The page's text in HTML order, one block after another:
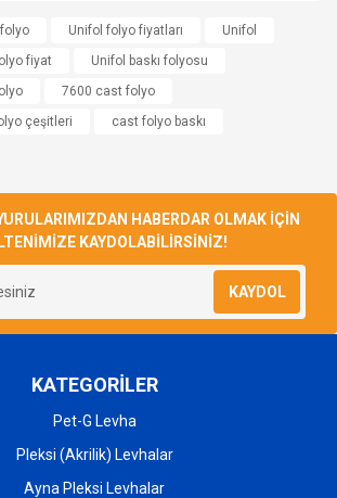
Bu ürüne ilk yorumu siz yapın!
gördüğünüz noktaları öneri formunu
iletebilirsiniz.
için teşekkür ederiz.
bozuk veya görüntülenemiyor.
sitelerden daha pahalı.
farklı alternatifler olmalı.
Gönder
Unifol folyo fiyatları
Unifol
fiyat
Unifol baskı folyosu
7600 cast folyo
çeşitleri
cast folyo baskı
HABERDAR OLMAK İÇİN
KAYDOLABİLİRSİNİZ!
KAYDOL
KATEGORİLER
Pet-G Levha
Pleksi (Akrilik) Levhalar
Ayna Pleksi Levhalar